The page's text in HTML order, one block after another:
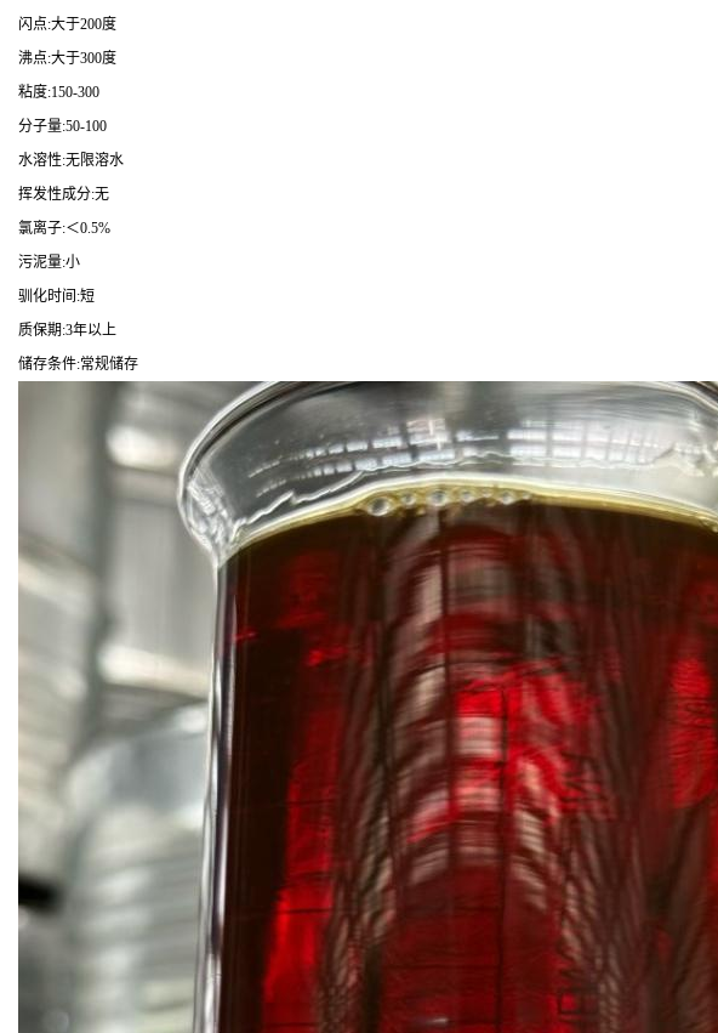
闪点:大于200度
沸点:大于300度
粘度:150-300
分子量:50-100
水溶性:无限溶水
挥发性成分:无
氯离子:＜0.5%
污泥量:小
驯化时间:短
质保期:3年以上
储存条件:常规储存